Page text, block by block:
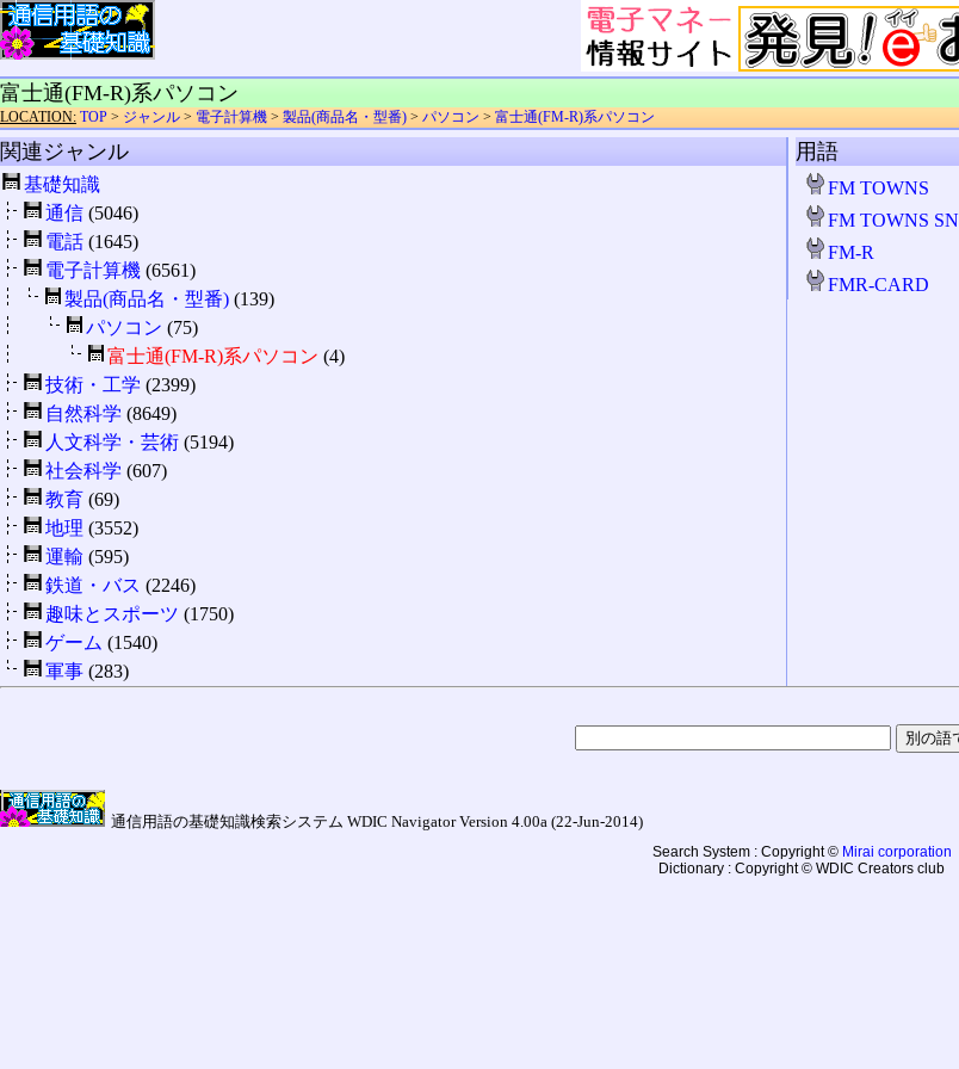
富士通(FM-R)系パソコン
LOCATION: TOP > ジャンル > 電子計算機 > 製品(商品名・型番) > パソコン > 富士通(FM-R)系パソコン
関連ジャンル
基礎知識
通信 (5046)
電話 (1645)
電子計算機 (6561)
製品(商品名・型番) (139)
パソコン (75)
富士通(FM-R)系パソコン (4)
技術・工学 (2399)
自然科学 (8649)
人文科学・芸術 (5194)
社会科学 (607)
教育 (69)
地理 (3552)
運輸 (595)
鉄道・バス (2246)
趣味とスポーツ (1750)
ゲーム (1540)
軍事 (283)
用語
FM TOWNS
FM TOWNS SN
FM-R
FMR-CARD
通信用語の基礎知識検索システム WDIC Navigator Version 4.00a (22-Jun-2014)
Search System : Copyright © Mirai corporation
Dictionary : Copyright © WDIC Creators club